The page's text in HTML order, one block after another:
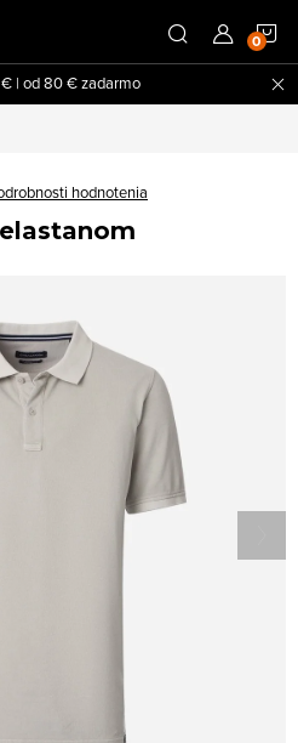
| od 80 € zadarmo
hodnotenia